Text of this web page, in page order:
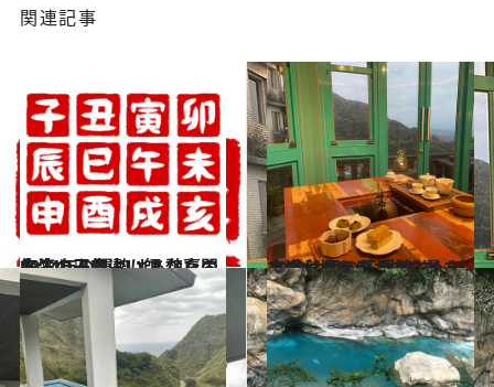
関連記事
2024.1.1
台湾の人気占い師 魏嘉誾先生の干支占い あなたの2024年の運勢は？
旅＆お出かけ 2023.11.1
本場台湾でティータイムを楽しもう！ 現地コーディネーターがおすすめする 今注目の茶藝館3選
旅＆お出かけ